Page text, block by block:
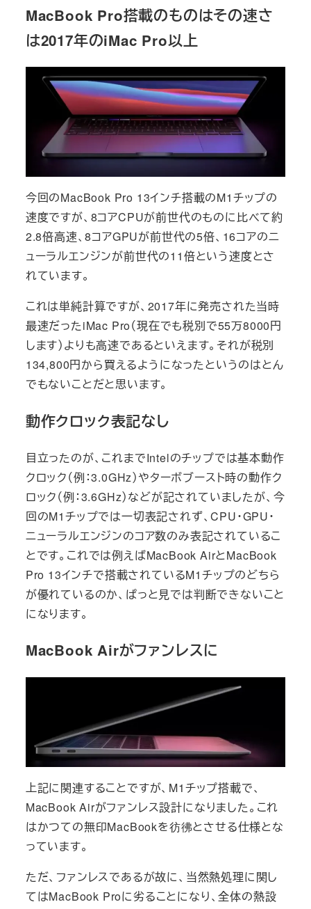
MacBook Pro搭載のものはその速さ
は2017年のiMac Pro以上
今回のMacBook Pro 13インチ搭載のM1チップの
速度ですが、8コアCPUが前世代のものに比べて約
2.8倍高速、8コアGPUが前世代の5倍、16コアのニ
ューラルエンジンが前世代の11倍という速度とさ
れています。
これは単純計算ですが、2017年に発売された当時
最速だったiMac Pro（現在でも税別で55万8000円
します）よりも高速であるといえます。それが税別
134,800円から買えるようになったというのはとん
でもないことだと思います。
動作クロック表記なし
目立ったのが、これまでIntelのチップでは基本動作
クロック（例：3.0GHz）やターボブースト時の動作ク
ロック（例：3.6GHz）などが記されていましたが、今
回のM1チップでは一切表記されず、CPU・GPU・
ニューラルエンジンのコア数のみ表記されているこ
とです。これでは例えばMacBook AirとMacBook
Pro 13インチで搭載されているM1チップのどちら
が優れているのか、ぱっと見では判断できないこと
になります。
MacBook Airがファンレスに
上記に関連することですが、M1チップ搭載で、
MacBook Airがファンレス設計になりました。これ
はかつての無印MacBookを彷彿とさせる仕様とな
っています。
ただ、ファンレスであるが故に、当然熱処理に関し
てはMacBook Proに劣ることになり、全体の熱設